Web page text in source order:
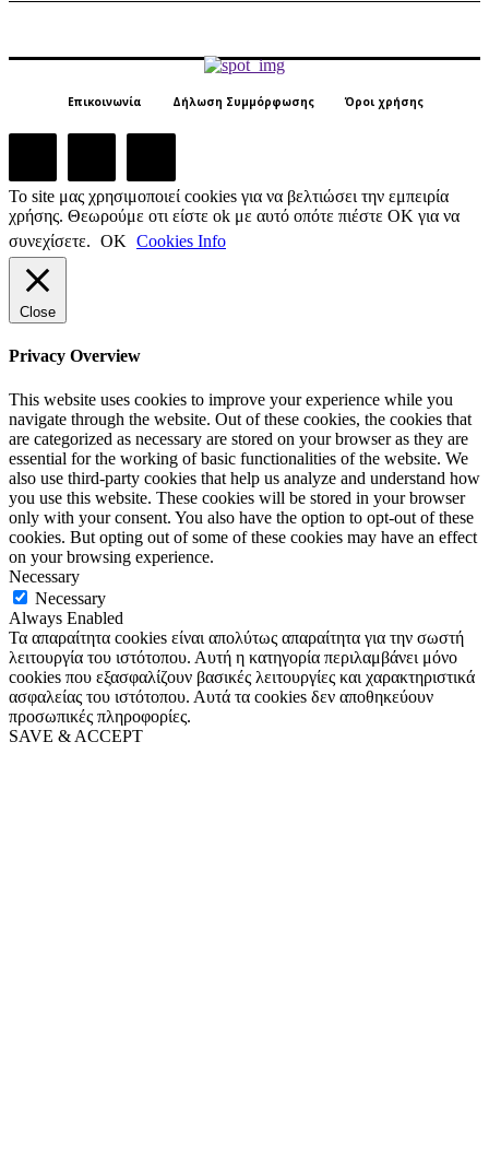
Επικοινωνία Δήλωση Συμμόρφωσης Όροι χρήσης
Το site μας χρησιμοποιεί cookies για να βελτιώσει την εμπειρία
χρήσης. Θεωρούμε οτι είστε ok με αυτό οπότε πιέστε ΟΚ για να
συνεχίσετε. ΟΚ Cookies Info
Close
Privacy Overview
This website uses cookies to improve your experience while you
navigate through the website. Out of these cookies, the cookies that
are categorized as necessary are stored on your browser as they are
essential for the working of basic functionalities of the website. We
also use third-party cookies that help us analyze and understand how
you use this website. These cookies will be stored in your browser
only with your consent. You also have the option to opt-out of these
cookies. But opting out of some of these cookies may have an effect
on your browsing experience.
Necessary
Necessary
Always Enabled
Τα απαραίτητα cookies είναι απολύτως απαραίτητα για την σωστή
λειτουργία του ιστότοπου. Αυτή η κατηγορία περιλαμβάνει μόνο
cookies που εξασφαλίζουν βασικές λειτουργίες και χαρακτηριστικά
ασφαλείας του ιστότοπου. Αυτά τα cookies δεν αποθηκεύουν
προσωπικές πληροφορίες.
SAVE & ACCEPT